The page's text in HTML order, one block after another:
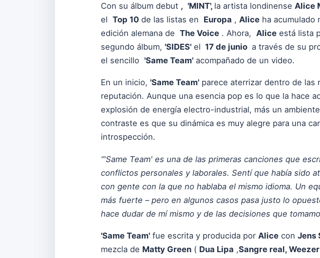
Con su álbum debut , 'MINT', la artista londinense Alice
el Top 10 de las listas en Europa , Alice ha acumulado
edición alemana de The Voice . Ahora, Alice está lista
segundo álbum, 'SIDES' el 17 de junio a través de su
el sencillo 'Same Team' acompañado de un video.
En un inicio, 'Same Team' parece aterrizar dentro de
reputación. Aunque una esencia pop es lo que la hace
explosión de energía electro-industrial, más un
contraste es que su dinámica es muy alegre para una
introspección.
“'Same Team' es una de las primeras canciones que
conflictos personales y laborales. Sentí que había sido
con gente con la que no hablaba el mismo idioma. Un
más fuerte – pero en algunos casos pasa justo lo
hace dudar de mí mismo y de las decisiones que
'Same Team' fue escrita y producida por Alice con Jens
mezcla de Matty Green ( Dua Lipa ,Sangre real, Weezer